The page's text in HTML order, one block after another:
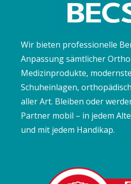
Wir bieten professionelle
Anpassung sämtlicher
Medizinprodukte,
Schuheinlagen,
aller Art. Bleiben oder
Partner mobil – in jedem
und mit jedem Handikap.